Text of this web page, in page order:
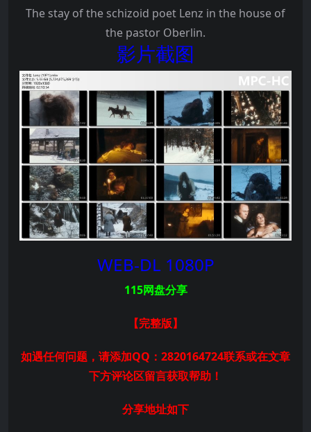
The stay of the schizoid poet Lenz in the house of
the pastor Oberlin.
影片截图
WEB-DL 1080P
115网盘分享
【完整版】
如遇任何问题，请添加QQ：2820164724联系或在文章
下方评论区留言获取帮助！
分享地址如下